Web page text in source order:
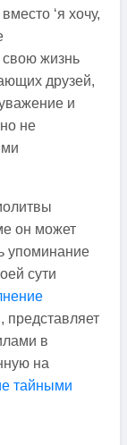
‘я хочу,
свою жизнь
друзей,
и
не
он может
упоминание
сути
в
на
тайными